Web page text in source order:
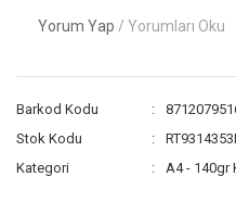
Yorum Yap / Yorumları Oku
Barkod Kodu
Stok Kodu
Kategori
A4 - 140gr